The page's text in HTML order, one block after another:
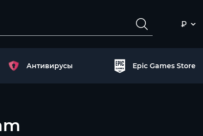
₽
Антивирусы Epic Games Store